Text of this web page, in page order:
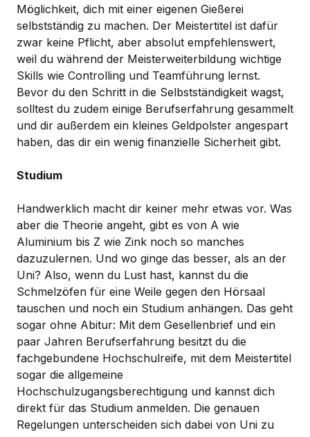
Möglichkeit, dich mit einer eigenen Gießerei
selbstständig zu machen. Der Meistertitel ist dafür
zwar keine Pflicht, aber absolut empfehlenswert,
weil du während der Meisterweiterbildung wichtige
Skills wie Controlling und Teamführung lernst.
Bevor du den Schritt in die Selbstständigkeit wagst,
solltest du zudem einige Berufserfahrung gesammelt
und dir außerdem ein kleines Geldpolster angespart
haben, das dir ein wenig finanzielle Sicherheit gibt.
Studium
Handwerklich macht dir keiner mehr etwas vor. Was
aber die Theorie angeht, gibt es von A wie
Aluminium bis Z wie Zink noch so manches
dazuzulernen. Und wo ginge das besser, als an der
Uni? Also, wenn du Lust hast, kannst du die
Schmelzöfen für eine Weile gegen den Hörsaal
tauschen und noch ein Studium anhängen. Das geht
sogar ohne Abitur: Mit dem Gesellenbrief und ein
paar Jahren Berufserfahrung besitzt du die
fachgebundene Hochschulreife, mit dem Meistertitel
sogar die allgemeine
Hochschulzugangsberechtigung und kannst dich
direkt für das Studium anmelden. Die genauen
Regelungen unterscheiden sich dabei von Uni zu